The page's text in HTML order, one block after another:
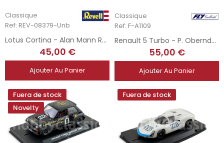
Classique
Ref: REV-08379-Unb
Lotus Cortina - Alan Mann Racing
45,00 €
Ajouter Au Panier
Classique
Ref: F-A1109
Renault 5 Turbo - P. Oberndorfer - EuroCup 1981
55,00 €
Ajouter Au Panier
Fuera de stock
Novelty
Fuera de stock